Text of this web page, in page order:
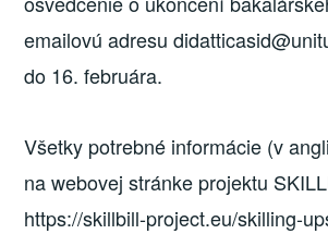
emailovú adresu
do 16. februára.
Všetky potrebné informácie (v
na webovej stránke projektu
https://skillbill-project.eu/skilling-